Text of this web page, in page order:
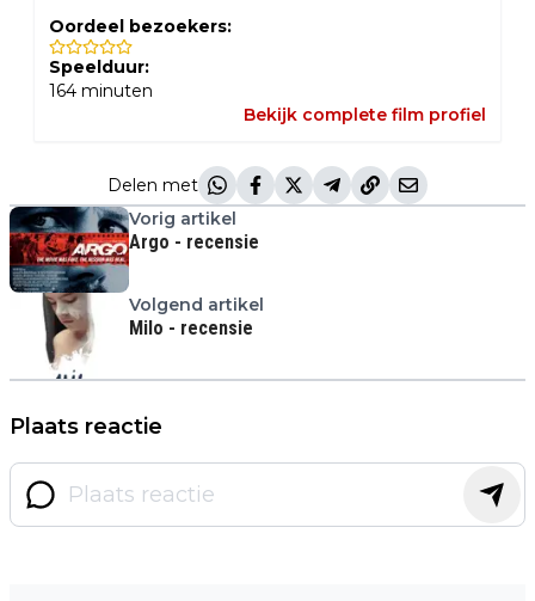
Oordeel bezoekers:
Speelduur:
164 minuten
Bekijk complete film profiel
Delen met
Vorig artikel
Argo - recensie
Volgend artikel
Milo - recensie
Plaats reactie